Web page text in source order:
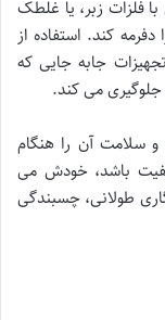
فلزات زبر، یا غلطک
کند. استفاده از
جابه جایی که
می کند.
سلامت آن را هنگام
باشد، خودش می
طولانی، چسبندگی